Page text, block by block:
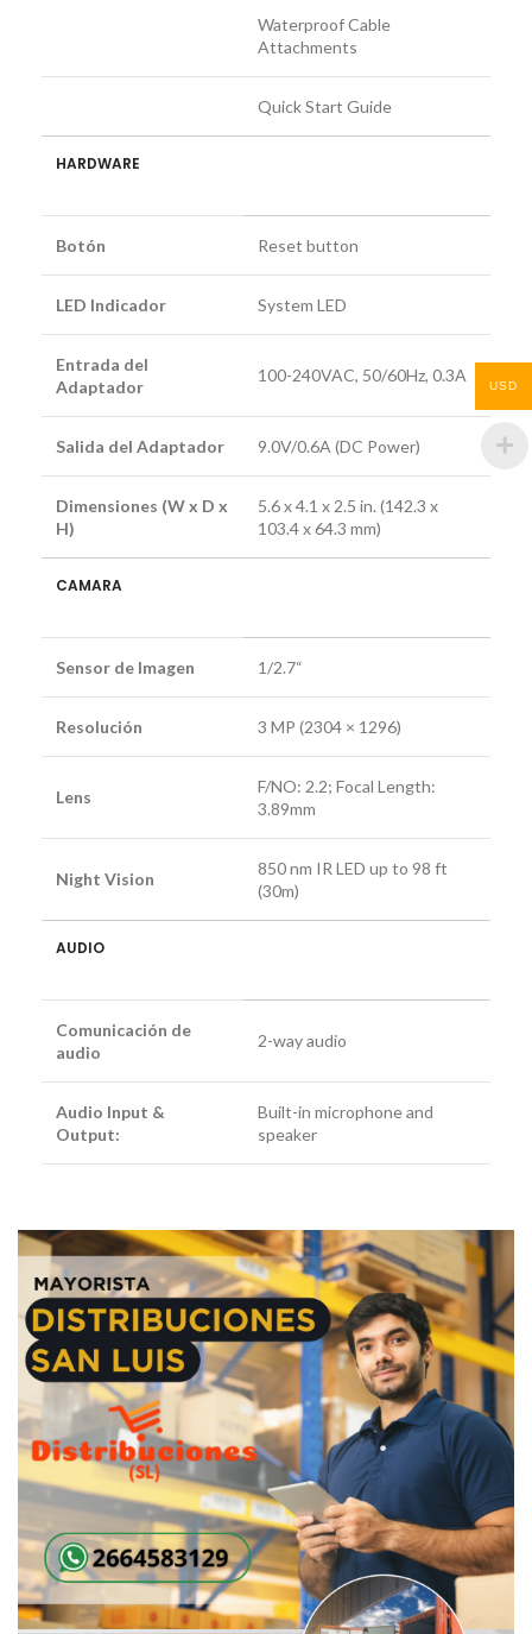
Waterproof Cable
Attachments
Quick Start Guide
HARDWARE
Botón Reset button
LED Indicador System LED
Entrada del
Adaptador
100-240VAC, 50/60Hz, 0.3A
Salida del Adaptador 9.0V/0.6A (DC Power)
Dimensiones (W x D x
H)
5.6 x 4.1 x 2.5 in. (142.3 x
103.4 x 64.3 mm)
CAMARA
Sensor de Imagen 1/2.7“
Resolución 3 MP (2304 × 1296)
Lens
F/NO: 2.2; Focal Length:
3.89mm
Night Vision
850 nm IR LED up to 98 ft
(30m)
AUDIO
Comunicación de
audio
2-way audio
Audio Input &
Output:
Built-in microphone and
speaker
USD